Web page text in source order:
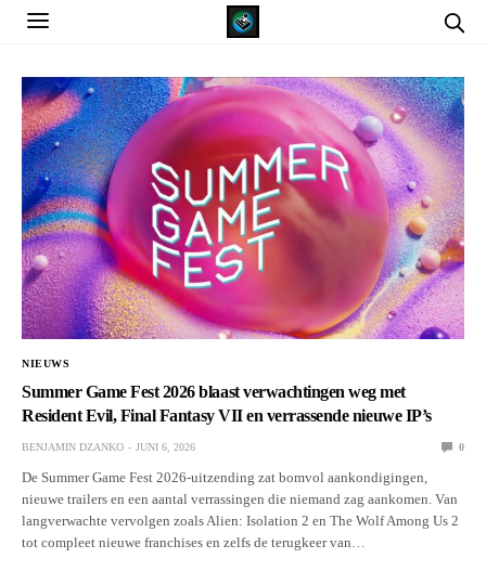
NIEUWS
Summer Game Fest 2026 blaast verwachtingen weg met
Resident Evil, Final Fantasy VII en verrassende nieuwe IP’s
BENJAMIN DZANKO JUNI 6, 2026 0
De Summer Game Fest 2026-uitzending zat bomvol aankondigingen,
nieuwe trailers en een aantal verrassingen die niemand zag aankomen. Van
langverwachte vervolgen zoals Alien: Isolation 2 en The Wolf Among Us 2
tot compleet nieuwe franchises en zelfs de terugkeer van…